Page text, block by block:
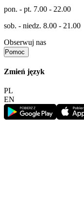
pon. - pt. 7.00 - 22.00
sob. - niedz. 8.00 - 21.00
Obserwuj nas
Pomoc
Zmień język
PL
EN